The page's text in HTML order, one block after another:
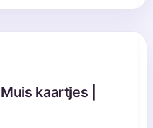
kaartjes |